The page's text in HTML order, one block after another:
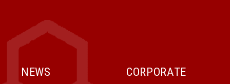
NEWS CORPORATE